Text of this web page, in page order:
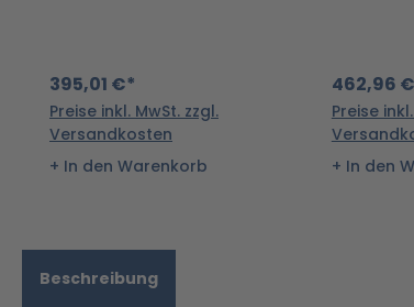
395,01 €*
Preise inkl. MwSt. zzgl.
Versandkosten
In den Warenkorb
462,96
Preise
In den
Beschreibung